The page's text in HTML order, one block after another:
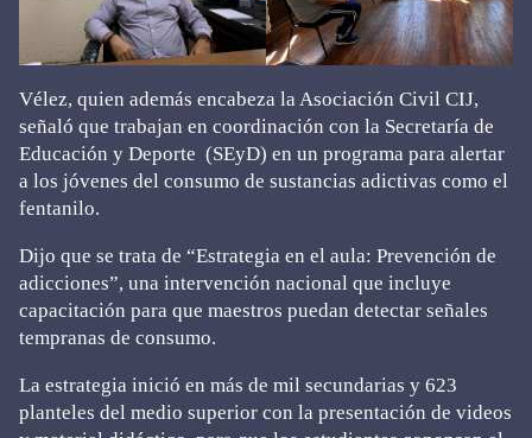
Vélez, quien además encabeza la Asociación Civil CIJ,
señaló que trabajan en coordinación con la Secretaría de
Educación y Deporte (SEyD) en un programa para alertar
a los jóvenes del consumo de sustancias adictivas como el
fentanilo.
Dijo que se trata de “Estrategia en el aula: Prevención de
adicciones”, una intervención nacional que incluye
capacitación para que maestros puedan detectar señales
tempranas de consumo.
La estrategia inició en más de mil secundarias y 623
planteles del medio superior con la presentación de videos